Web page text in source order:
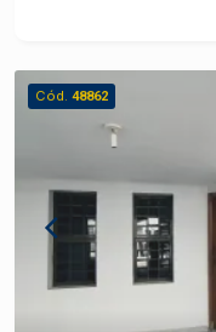
desenvolvimento
Piracicaba.
Cód. 48862